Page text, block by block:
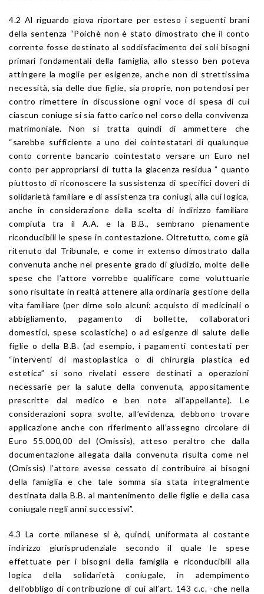
4.2 Al riguardo giova riportare per esteso i seguenti brani
della sentenza “Poichè non è stato dimostrato che il conto
corrente fosse destinato al soddisfacimento dei soli bisogni
primari fondamentali della famiglia, allo stesso ben poteva
attingere la moglie per esigenze, anche non di strettissima
necessità, sia delle due figlie, sia proprie, non potendosi per
contro rimettere in discussione ogni voce di spesa di cui
ciascun coniuge si sia fatto carico nel corso della convivenza
matrimoniale. Non si tratta quindi di ammettere che
“sarebbe sufficiente a uno dei cointestatari di qualunque
conto corrente bancario cointestato versare un Euro nel
conto per appropriarsi di tutta la giacenza residua ” quanto
piuttosto di riconoscere la sussistenza di specifici doveri di
solidarietà familiare e di assistenza tra coniugi, alla cui logica,
anche in considerazione della scelta di indirizzo familiare
compiuta tra il A.A. e la B.B., sembrano pienamente
riconducibili le spese in contestazione. Oltretutto, come già
ritenuto dal Tribunale, e come in extenso dimostrato dalla
convenuta anche nel presente grado di giudizio, molte delle
spese che l’attore vorrebbe qualificare come voluttuarie
sono risultate in realtà attenere alla ordinaria gestione della
vita familiare (per dirne solo alcuni: acquisto di medicinali o
abbigliamento, pagamento di bollette, collaboratori
domestici, spese scolastiche) o ad esigenze di salute delle
figlie o della B.B. (ad esempio, i pagamenti contestati per
“interventi di mastoplastica o di chirurgia plastica ed
estetica” si sono rivelati essere destinati a operazioni
necessarie per la salute della convenuta, appositamente
prescritte dal medico e ben note all’appellante). Le
considerazioni sopra svolte, all’evidenza, debbono trovare
applicazione anche con riferimento all’assegno circolare di
Euro 55.000,00 del (Omissis), atteso peraltro che dalla
documentazione allegata dalla convenuta risulta come nel
(Omissis) l’attore avesse cessato di contribuire ai bisogni
della famiglia e che tale somma sia stata integralmente
destinata dalla B.B. al mantenimento delle figlie e della casa
coniugale negli anni successivi”.
4.3 La corte milanese si è, quindi, uniformata al costante
indirizzo giurisprudenziale secondo il quale le spese
effettuate per i bisogni della famiglia e riconducibili alla
logica della solidarietà coniugale, in adempimento
dell’obbligo di contribuzione di cui all’art. 143 c.c. -che nella